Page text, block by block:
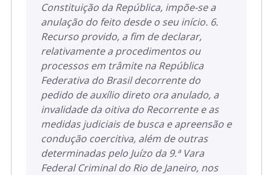
Constituição da República, impõe-se a
anulação do feito desde o seu início. 6.
Recurso provido, a fim de declarar,
relativamente a procedimentos ou
processos em trâmite na República
Federativa do Brasil decorrente do
pedido de auxílio direto ora anulado, a
invalidade da oitiva do Recorrente e as
medidas judiciais de busca e apreensão e
condução coercitiva, além de outras
determinadas pelo Juízo da 9.ª Vara
Federal Criminal do Rio de Janeiro, nos